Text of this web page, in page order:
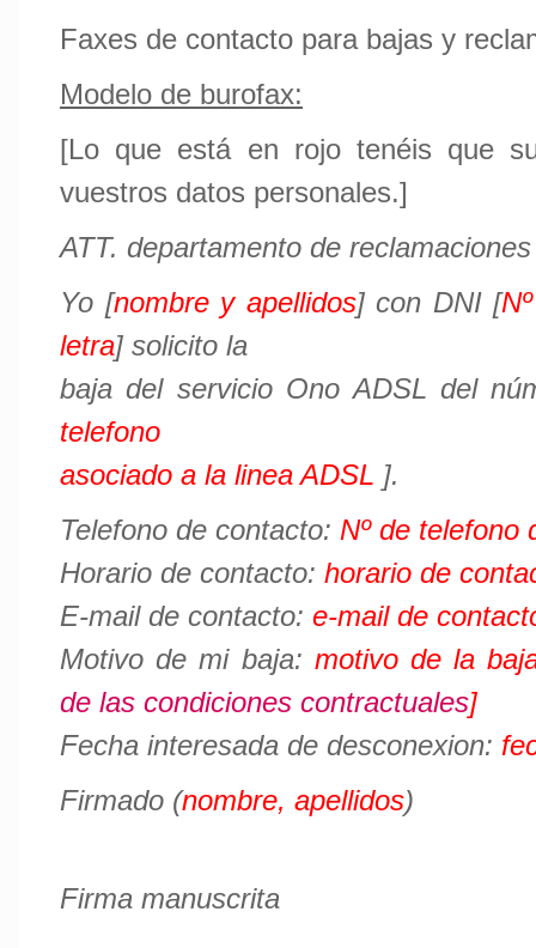
Faxes de contacto para bajas y
Modelo de burofax:
[Lo que está en rojo tenéis que
vuestros datos personales.]
ATT. departamento de reclamaciones
Yo [nombre y apellidos] con DNI [
letra] solicito la
baja del servicio Ono ADSL del
telefono
asociado a la linea ADSL ].
Telefono de contacto: Nº de telefono
Horario de contacto: horario de
E-mail de contacto: e-mail de
Motivo de mi baja: motivo de la
de las condiciones contractuales]
Fecha interesada de desconexion:
Firmado (nombre, apellidos)
Firma manuscrita